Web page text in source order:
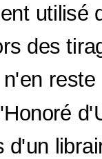
utilisé
des
d'un